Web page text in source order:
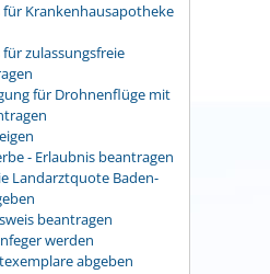
Krankenhausapotheke
zulassungsfreie
für Drohnenflüge mit
- Erlaubnis beantragen
Landarztquote Baden-
beantragen
werden
abgeben